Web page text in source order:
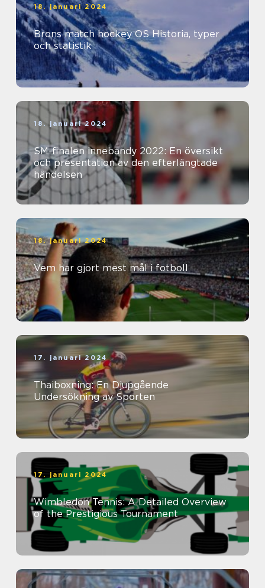
18. januari 2024
Brons match hockey OS Historia, typer
och statistik
18. januari 2024
SM-finalen innebandy 2022: En översikt
och presentation av den efterlängtade
händelsen
18. januari 2024
Vem har gjort mest mål i fotboll
17. januari 2024
Thaiboxning: En Djupgående
Undersökning av Sporten
17. januari 2024
Wimbledon Tennis: A Detailed Overview
of the Prestigious Tournament